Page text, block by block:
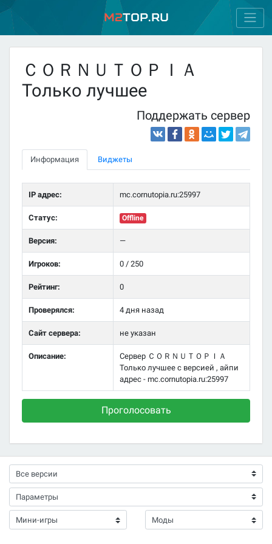
M2Top.ru
ＣＯＲＮＵＴＯＰＩＡ
Только лучшее
Поддержать сервер
Информация Виджеты
IP адрес: mc.cornutopia.ru:25997
Статус: Offline
Версия: —
Игроков: 0 / 250
Рейтинг: 0
Проверялся: 4 дня назад
Сайт сервера: не указан
Описание:
Сервер ＣＯＲＮＵＴＯＰＩＡ
Только лучшее с версией , айпи
адрес - mc.cornutopia.ru:25997
Проголосовать